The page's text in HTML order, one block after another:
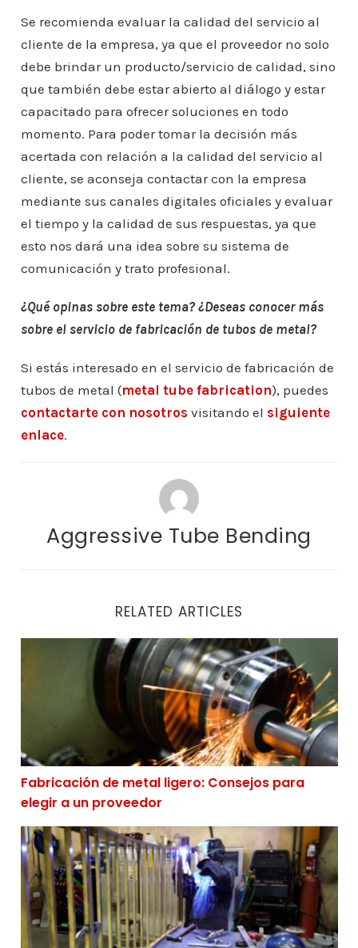
Se recomienda evaluar la calidad del servicio al
cliente de la empresa, ya que el proveedor no solo
debe brindar un producto/servicio de calidad, sino
que también debe estar abierto al diálogo y estar
capacitado para ofrecer soluciones en todo
momento. Para poder tomar la decisión más
acertada con relación a la calidad del servicio al
cliente, se aconseja contactar con la empresa
mediante sus canales digitales oficiales y evaluar
el tiempo y la calidad de sus respuestas, ya que
esto nos dará una idea sobre su sistema de
comunicación y trato profesional.
¿Qué opinas sobre este tema? ¿Deseas conocer más
sobre el servicio de fabricación de tubos de metal?
Si estás interesado en el servicio de fabricación de
tubos de metal (metal tube fabrication), puedes
contactarte con nosotros visitando el siguiente
enlace.
Aggressive Tube Bending
RELATED ARTICLES
Fabricación de metal ligero: Consejos para elegir a
Fabricación de metal ligero: Consejos para
elegir a un proveedor
Barandillas personalizadas en British Columbia: